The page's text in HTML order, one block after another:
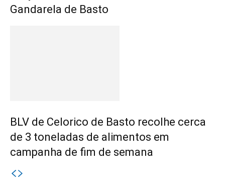
Gandarela de Basto
BLV de Celorico de Basto recolhe cerca
de 3 toneladas de alimentos em
campanha de fim de semana